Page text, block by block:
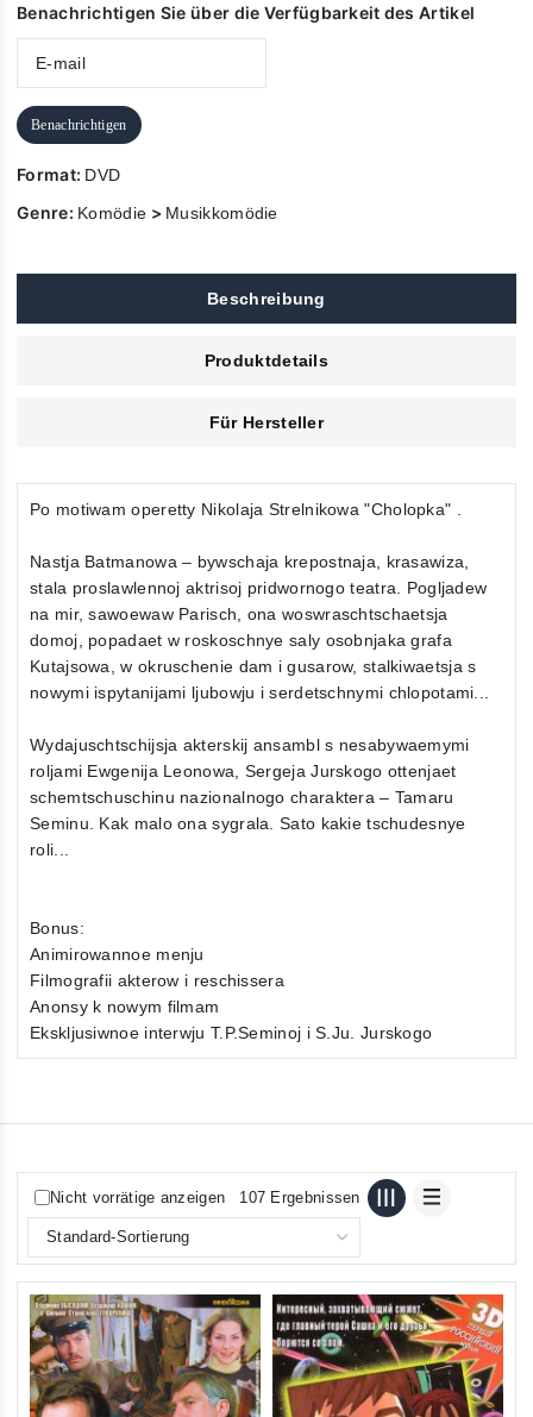
Benachrichtigen Sie über die Verfügbarkeit des Artikel
Benachrichtigen
Format: DVD
Genre: Komödie > Musikkomödie
Beschreibung
Produktdetails
Für Hersteller
Po motiwam operetty Nikolaja Strelnikowa "Cholopka" .
Nastja Batmanowa – bywschaja krepostnaja, krasawiza,
stala proslawlennoj aktrisoj pridwornogo teatra. Pogljadew
na mir, sawoewaw Parisch, ona woswraschtschaetsja
domoj, popadaet w roskoschnye saly osobnjaka grafa
Kutajsowa, w okruschenie dam i gusarow, stalkiwaetsja s
nowymi ispytanijami ljubowju i serdetschnymi chlopotami...
Wydajuschtschijsja akterskij ansambl s nesabywaemymi
roljami Ewgenija Leonowa, Sergeja Jurskogo ottenjaet
schemtschuschinu nazionalnogo charaktera – Tamaru
Seminu. Kak malo ona sygrala. Sato kakie tschudesnye
roli...
Bonus:
Animirowannoe menju
Filmografii akterow i reschissera
Anonsy k nowym filmam
Ekskljusiwnoe interwju T.P.Seminoj i S.Ju. Jurskogo
Nicht vorrätige anzeigen 107 Ergebnissen